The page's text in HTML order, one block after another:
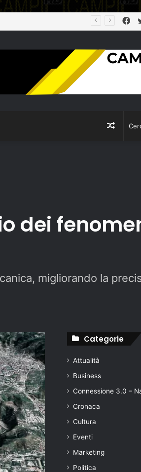
dei
migliorando la
Categorie
Attualità
Business
Connessione 3.0 –
Cronaca
Cultura
Eventi
Marketing
Politica